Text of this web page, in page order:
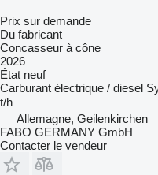
Prix sur demande
Du fabricant
Concasseur à cône
2026
État neuf
Carburant électrique / diesel
t/h
Allemagne, Geilenkirchen
FABO GERMANY GmbH
Contacter le vendeur